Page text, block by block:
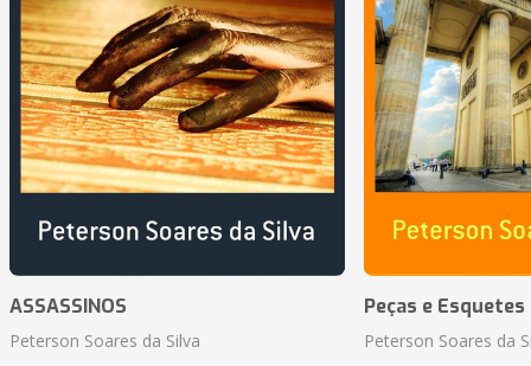
ASSASSINOS
Peterson Soares da Silva
Peças e
Peterson Soares da